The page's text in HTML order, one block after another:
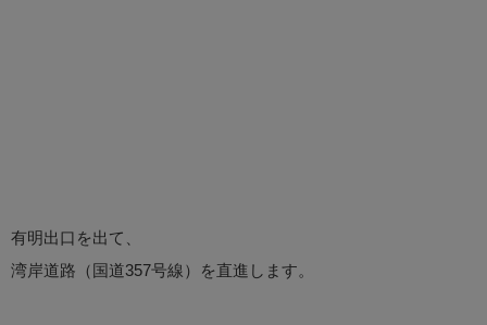
有明出口を出て、
湾岸道路（国道357号線）を直進します。